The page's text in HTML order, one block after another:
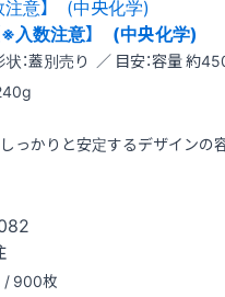
入数注意】 (中央化学)
：蓋別売り ／ 目安：容量 約
っかりと安定するデザインの
/ 900枚